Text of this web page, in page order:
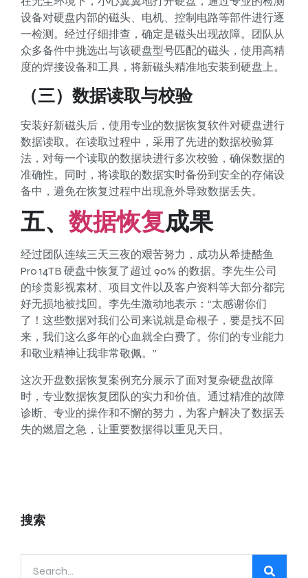
设备对硬盘内部的磁头、电机、控制电路等部件进行逐
一检测。经过仔细排查，确定是磁头出现故障。团队从
众多备件中挑选出与该硬盘型号匹配的磁头，使用高精
度的焊接设备和工具，将新磁头精准地安装到硬盘上。
（三）数据读取与校验
安装好新磁头后，使用专业的数据恢复软件对硬盘进行
数据读取。在读取过程中，采用了先进的数据校验算
法，对每一个读取的数据块进行多次校验，确保数据的
准确性。同时，将读取的数据实时备份到安全的存储设
备中，避免在恢复过程中出现意外导致数据丢失。
五、 数据恢复成果
经过团队连续三天三夜的艰苦努力，成功从希捷酷鱼
Pro 14TB 硬盘中恢复了超过 90% 的数据。李先生公司
的珍贵影视素材、项目文件以及客户资料等大部分都完
好无损地被找回。李先生激动地表示：“太感谢你们
了！这些数据对我们公司来说就是命根子，要是找不回
来，我们这么多年的心血就全白费了。你们的专业能力
和敬业精神让我非常敬佩。”
这次开盘数据恢复案例充分展示了面对复杂硬盘故障
时，专业数据恢复团队的实力和价值。通过精准的故障
诊断、专业的操作和不懈的努力，为客户解决了数据丢
失的燃眉之急，让重要数据得以重见天日。
搜索